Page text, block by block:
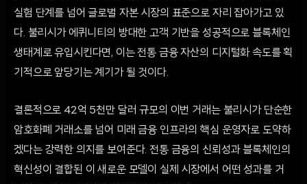
실험 단계를 넘어 글로벌 자본 시장의 표준으로 자리 잡아가고 있
다. 불리시가 에퀴니티의 방대한 고객 기반을 성공적으로 블록체인
생태계로 유입시킨다면, 이는 전통 금융 자산의 디지털화 속도를 획
기적으로 앞당기는 계기가 될 것이다.
결론적으로 42억 5천만 달러 규모의 이번 거래는 불리시가 단순한
암호화폐 거래소를 넘어 미래 금융 인프라의 핵심 운영자로 도약하
겠다는 강력한 의지를 보여준다. 전통 금융의 신뢰성과 블록체인의
혁신성이 결합된 이 새로운 모델이 실제 시장에서 어떤 성과를 거